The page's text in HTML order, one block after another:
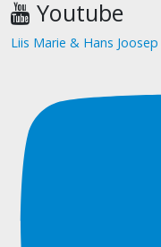
Youtube
Liis Marie & Hans